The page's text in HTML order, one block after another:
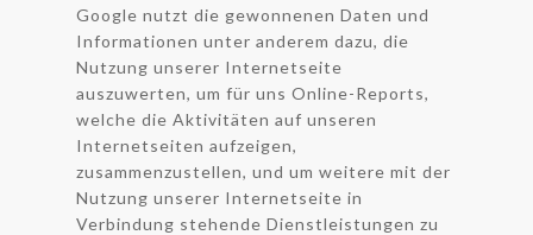
Google nutzt die gewonnenen Daten und
Informationen unter anderem dazu, die
Nutzung unserer Internetseite
auszuwerten, um für uns Online-Reports,
welche die Aktivitäten auf unseren
Internetseiten aufzeigen,
zusammenzustellen, und um weitere mit der
Nutzung unserer Internetseite in
Verbindung stehende Dienstleistungen zu